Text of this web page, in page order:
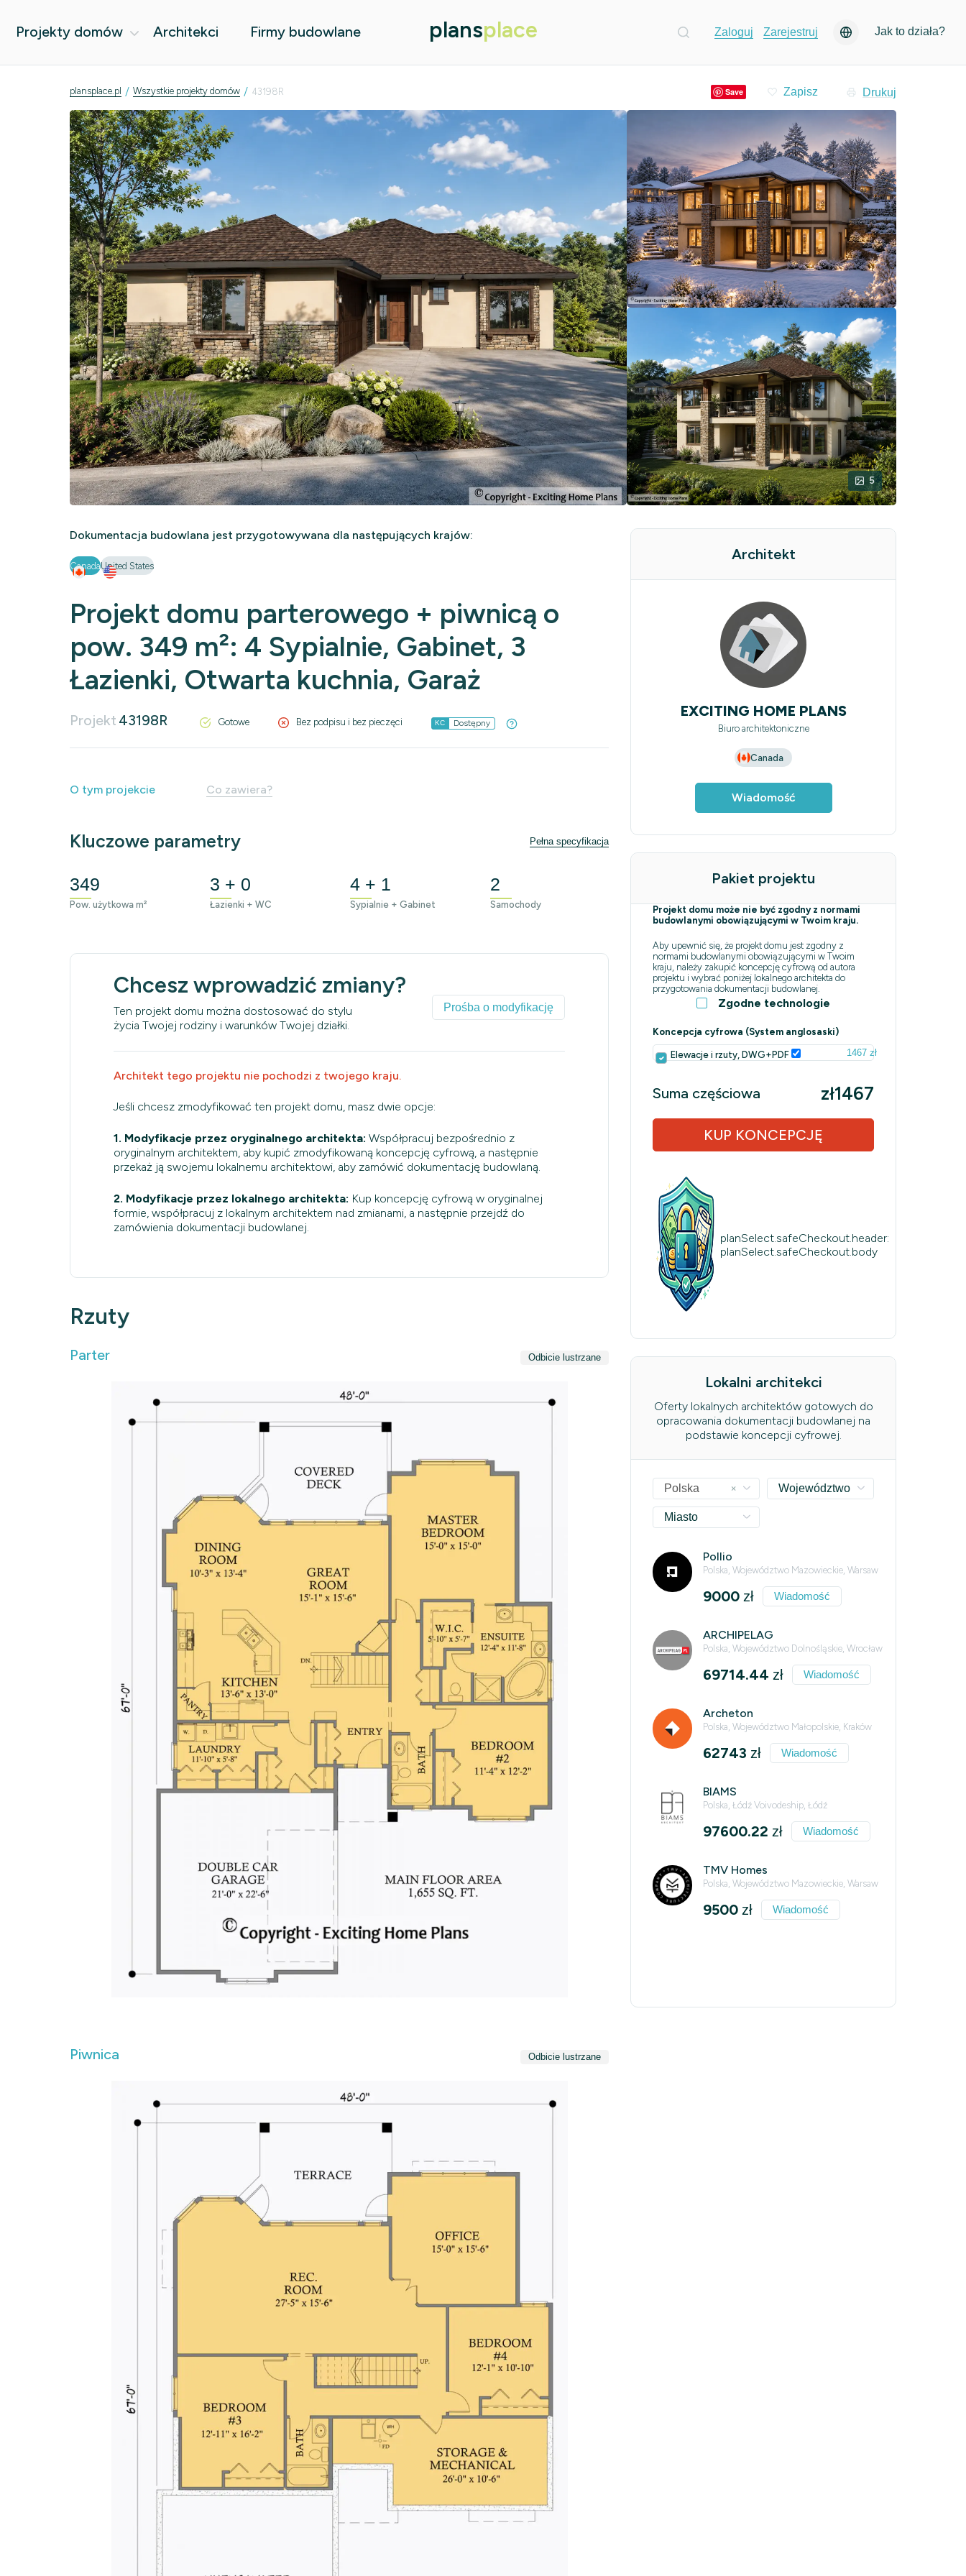
Projekty domów Architekci Firmy budowlane plansplace Zaloguj Zarejestruj Jak to działa?
plansplace.pl / Wszystkie projekty domów / 43198R Save Drukuj
5
Dokumentacja budowlana jest przygotowywana dla następujących krajów:
CanadaUnited States
Projekt domu parterowego + piwnicą o
pow. 349 m²: 4 Sypialnie, Gabinet, 3
Łazienki, Otwarta kuchnia, Garaż
Projekt 43198R Gotowe Bez podpisu i bez pieczęci KC Dostępny
O tym projekcie Co zawiera?
Kluczowe parametry Pełna specyfikacja
349
Pow. użytkowa m²
3 + 0
Łazienki + WC
4 + 1
Sypialnie + Gabinet
2
Samochody
Chcesz wprowadzić zmiany?
Ten projekt domu można dostosować do stylu
życia Twojej rodziny i warunków Twojej działki.
Prośba o modyfikację
Architekt tego projektu nie pochodzi z twojego kraju.
Jeśli chcesz zmodyfikować ten projekt domu, masz dwie opcje:
1. Modyfikacje przez oryginalnego architekta: Współpracuj bezpośrednio z
oryginalnym architektem, aby kupić zmodyfikowaną koncepcję cyfrową, a następnie
przekaż ją swojemu lokalnemu architektowi, aby zamówić dokumentację budowlaną.
2. Modyfikacje przez lokalnego architekta: Kup koncepcję cyfrową w oryginalnej
formie, współpracuj z lokalnym architektem nad zmianami, a następnie przejdź do
zamówienia dokumentacji budowlanej.
Rzuty
Parter Odbicie lustrzane
Piwnica Odbicie lustrzane
Architekt
EXCITING HOME PLANS
Biuro architektoniczne
Canada
Wiadomość
Pakiet projektu
Projekt domu może nie być zgodny z normami
budowlanymi obowiązującymi w Twoim kraju.
Aby upewnić się, że projekt domu jest zgodny z
normami budowlanymi obowiązującymi w Twoim
kraju, należy zakupić koncepcję cyfrową od autora
projektu i wybrać poniżej lokalnego architekta do
przygotowania dokumentacji budowlanej.
Zgodne technologie
Koncepcja cyfrowa (System anglosaski)
Elewacje i rzuty, DWG+PDF 1467 zł
Suma częściowa zł1467
KUP KONCEPCJĘ
planSelect.safeCheckout.header:
planSelect.safeCheckout.body
Lokalni architekci
Oferty lokalnych architektów gotowych do
opracowania dokumentacji budowlanej na
podstawie koncepcji cyfrowej.
×
Polska Województwo
Miasto
Pollio
Polska, Województwo Mazowieckie, Warsaw
9000 zł Wiadomość
ARCHIPELAG
Polska, Województwo Dolnośląskie, Wrocław
69714.44 zł Wiadomość
Archeton
Polska, Województwo Małopolskie, Kraków
62743 zł Wiadomość
BIAMS
Polska, Łódź Voivodeship, Łódź
97600.22 zł Wiadomość
TMV Homes
Polska, Województwo Mazowieckie, Warsaw
9500 zł Wiadomość